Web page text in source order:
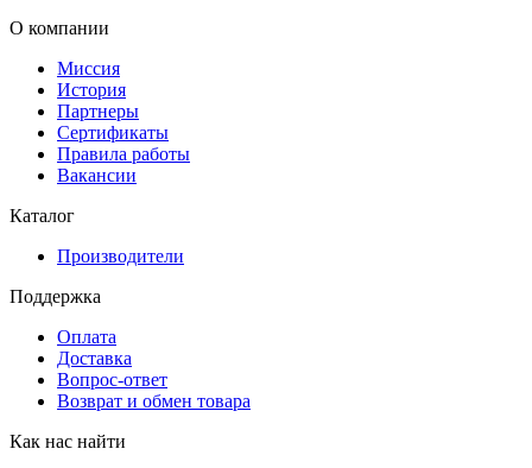
О компании
Миссия
История
Партнеры
Сертификаты
Правила работы
Вакансии
Каталог
Производители
Поддержка
Оплата
Доставка
Вопрос-ответ
Возврат и обмен товара
Как нас найти